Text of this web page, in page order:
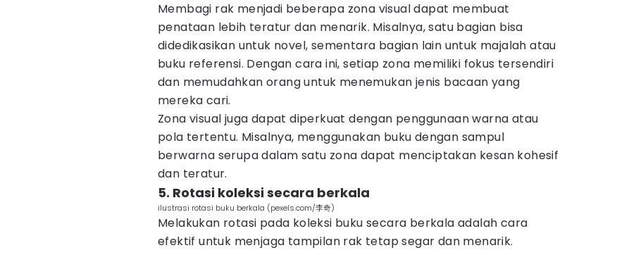
Membagi rak menjadi beberapa zona visual dapat membuat
penataan lebih teratur dan menarik. Misalnya, satu bagian bisa
didedikasikan untuk novel, sementara bagian lain untuk majalah atau
buku referensi. Dengan cara ini, setiap zona memiliki fokus tersendiri
dan memudahkan orang untuk menemukan jenis bacaan yang
mereka cari.
Zona visual juga dapat diperkuat dengan penggunaan warna atau
pola tertentu. Misalnya, menggunakan buku dengan sampul
berwarna serupa dalam satu zona dapat menciptakan kesan kohesif
dan teratur.
5. Rotasi koleksi secara berkala
ilustrasi rotasi buku berkala (pexels.com/李奇)
Melakukan rotasi pada koleksi buku secara berkala adalah cara
efektif untuk menjaga tampilan rak tetap segar dan menarik.